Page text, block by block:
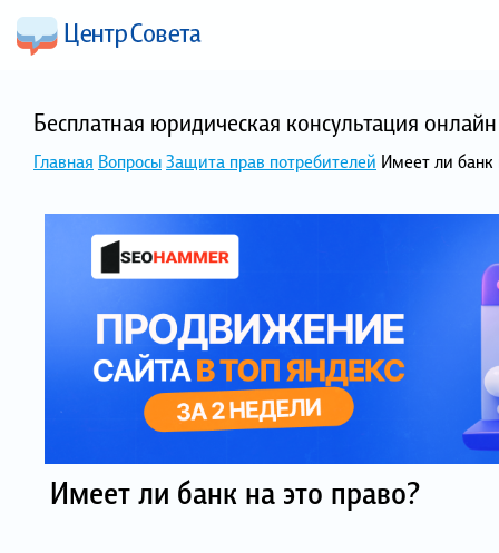
Бесплатная юридическая консультация
Главная ВопросыЗащита прав потребителей Имеет ли банк
Имеет ли банк на это право?